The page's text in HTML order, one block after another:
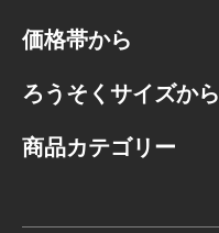
価格帯から
ろうそくサイズから
商品カテゴリー